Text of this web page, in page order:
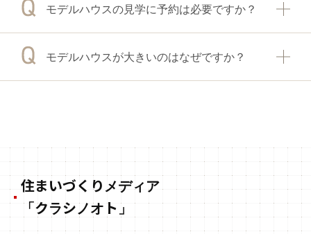
モデルハウスの見学に予約は必要ですか？
モデルハウスが大きいのはなぜですか？
住まいづくりメディア
「クラシノオト」